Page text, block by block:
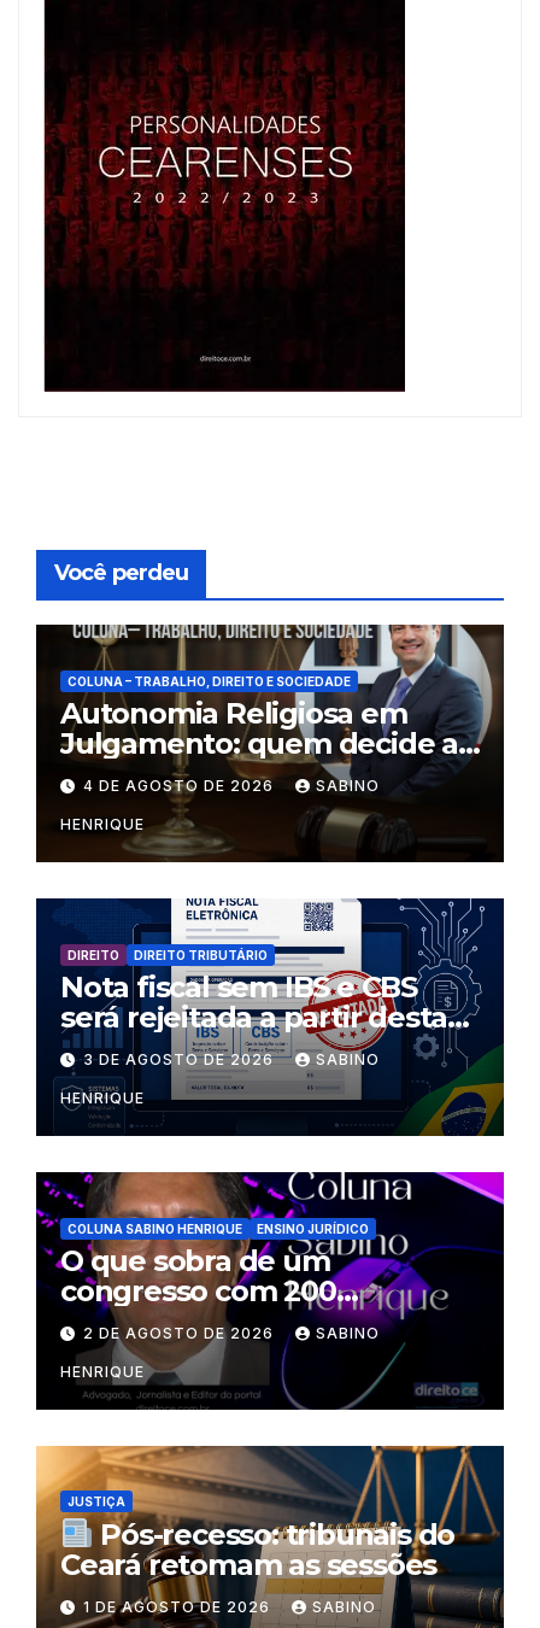
Você perdeu
COLUNA – TRABALHO, DIREITO E SOCIEDADE
Autonomia Religiosa em
Julgamento: quem decide as
regras dentro dos templos?
4 DE AGOSTO DE 2026 SABINO
HENRIQUE
DIREITO DIREITO TRIBUTÁRIO
Nota fiscal sem IBS e CBS
será rejeitada a partir desta
segunda-feira
3 DE AGOSTO DE 2026 SABINO
HENRIQUE
COLUNA SABINO HENRIQUE ENSINO JURÍDICO
O que sobra de um
congresso com 200
palestrantes?
2 DE AGOSTO DE 2026 SABINO
HENRIQUE
JUSTIÇA
Pós-recesso: tribunais do
Ceará retomam as sessões
1 DE AGOSTO DE 2026 SABINO